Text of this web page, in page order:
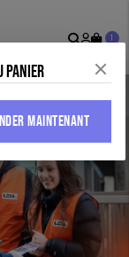
Mon
1
panier
MAINTENANT